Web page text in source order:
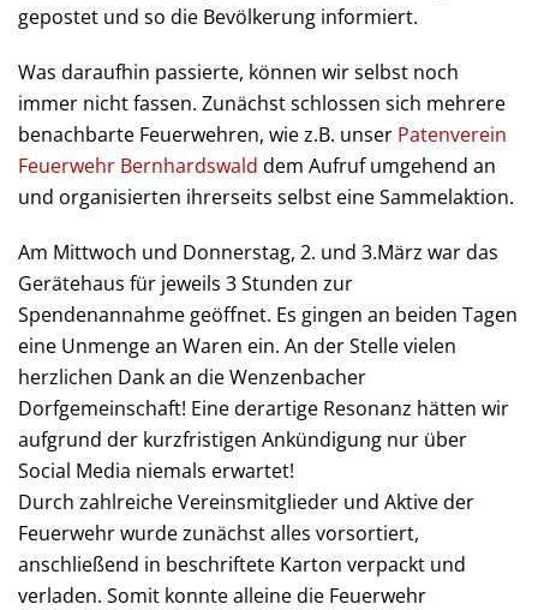
gepostet und so die Bevölkerung informiert.
Was daraufhin passierte, können wir selbst noch
immer nicht fassen. Zunächst schlossen sich mehrere
benachbarte Feuerwehren, wie z.B. unser Patenverein
Feuerwehr Bernhardswald dem Aufruf umgehend an
und organisierten ihrerseits selbst eine Sammelaktion.
Am Mittwoch und Donnerstag, 2. und 3.März war das
Gerätehaus für jeweils 3 Stunden zur
Spendenannahme geöffnet. Es gingen an beiden Tagen
eine Unmenge an Waren ein. An der Stelle vielen
herzlichen Dank an die Wenzenbacher
Dorfgemeinschaft! Eine derartige Resonanz hätten wir
aufgrund der kurzfristigen Ankündigung nur über
Social Media niemals erwartet!
Durch zahlreiche Vereinsmitglieder und Aktive der
Feuerwehr wurde zunächst alles vorsortiert,
anschließend in beschriftete Karton verpackt und
verladen. Somit konnte alleine die Feuerwehr